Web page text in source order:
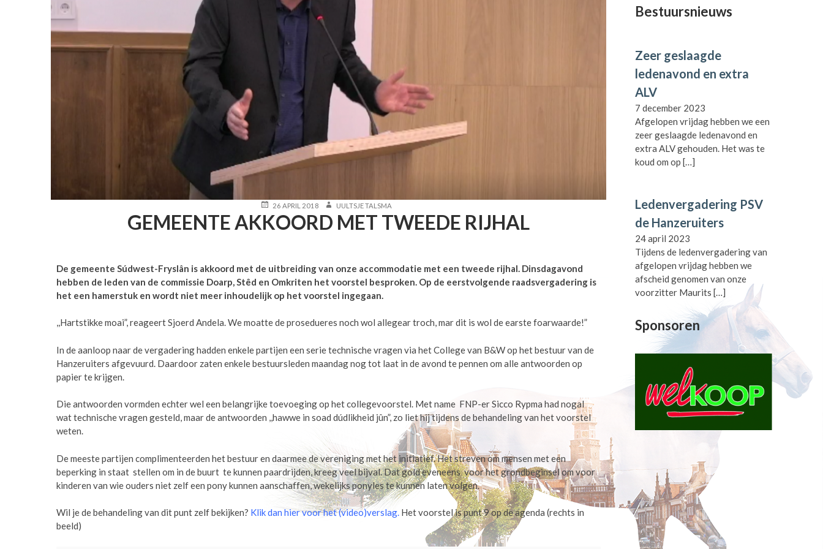
POSTED
ON
26 APRIL 2018 AUTHOR
UULTSJE TALSMA
GEMEENTE AKKOORD MET TWEEDE RIJHAL
De gemeente Súdwest-Fryslân is akkoord met de uitbreiding van onze accommodatie met een tweede rijhal. Dinsdagavond
hebben de leden van de commissie Doarp, Stêd en Omkriten het voorstel besproken. Op de eerstvolgende raadsvergadering is
het een hamerstuk en wordt niet meer inhoudelijk op het voorstel ingegaan.
,,Hartstikke moai”, reageert Sjoerd Andela. We moatte de prosedueres noch wol allegear troch, mar dit is wol de earste foarwaarde!”
In de aanloop naar de vergadering hadden enkele partijen een serie technische vragen via het College van B&W op het bestuur van de
Hanzeruiters afgevuurd. Daardoor zaten enkele bestuursleden maandag nog tot laat in de avond te pennen om alle antwoorden op
papier te krijgen.
Die antwoorden vormden echter wel een belangrijke toevoeging op het collegevoorstel. Met name FNP-er Sicco Rypma had nogal
wat technische vragen gesteld, maar de antwoorden ,,hawwe in soad dúdlikheid jûn”, zo liet hij tijdens de behandeling van het voorstel
weten.
De meeste partijen complimenteerden het bestuur en daarmee de vereniging met het initiatief. Het streven om mensen met een
beperking in staat stellen om in de buurt te kunnen paardrijden, kreeg veel bijval. Dat gold eveneens voor het grondbeginsel om voor
kinderen van wie ouders niet zelf een pony kunnen aanschaffen, wekelijks ponyles te kunnen laten volgen.
Wil je de behandeling van dit punt zelf bekijken? Klik dan hier voor het (video)verslag. Het voorstel is punt 9 op de agenda (rechts in
beeld)
Bestuursnieuws
Zeer geslaagde
ledenavond en extra
ALV
7 december 2023
Afgelopen vrijdag hebben we een
zeer geslaagde ledenavond en
extra ALV gehouden. Het was te
koud om op […]
Ledenvergadering PSV
de Hanzeruiters
24 april 2023
Tijdens de ledenvergadering van
afgelopen vrijdag hebben we
afscheid genomen van onze
voorzitter Maurits[…]
Sponsoren